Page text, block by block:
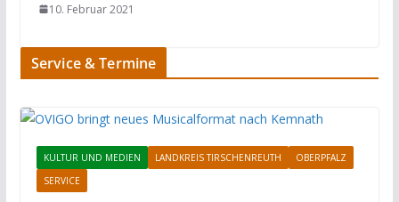
10. Februar 2021
Service & Termine
KULTUR UND MEDIEN LANDKREIS TIRSCHENREUTH
OBERPFALZ
SERVICE